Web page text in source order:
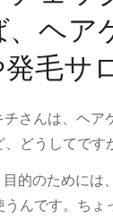
ヘア
毛サ
さんは、ヘア
どうしてです
的のためには
んです。ちょ